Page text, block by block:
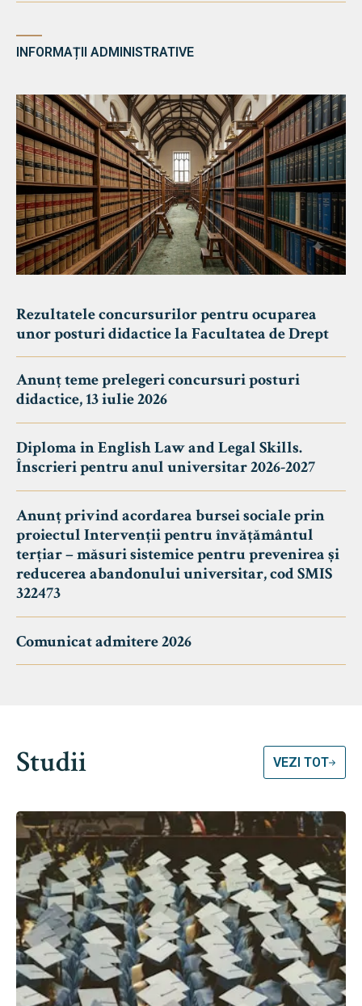
INFORMAȚII ADMINISTRATIVE
Rezultatele concursurilor pentru ocuparea
unor posturi didactice la Facultatea de Drept
Anunț teme prelegeri concursuri posturi
didactice, 13 iulie 2026
Diploma in English Law and Legal Skills.
Înscrieri pentru anul universitar 2026-2027
Anunț privind acordarea bursei sociale prin
proiectul Intervenții pentru învățământul
terțiar – măsuri sistemice pentru prevenirea și
reducerea abandonului universitar, cod SMIS
322473
Comunicat admitere 2026
Studii VEZI TOT